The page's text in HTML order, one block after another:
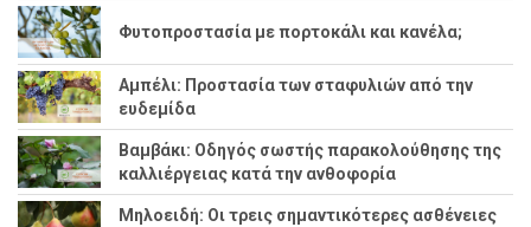
Φυτοπροστασία με πορτοκάλι και κανέλα;
Αμπέλι: Προστασία των σταφυλιών από την
ευδεμίδα
Βαμβάκι: Οδηγός σωστής παρακολούθησης της
καλλιέργειας κατά την ανθοφορία
Μηλοειδή: Οι τρεις σημαντικότερες ασθένειες